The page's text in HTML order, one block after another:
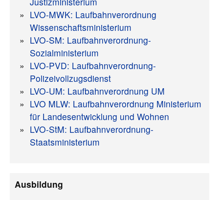
LVO-MWK: Laufbahnverordnung
Wissenschaftsministerium
LVO-SM: Laufbahnverordnung-
Sozialministerium
LVO-PVD: Laufbahnverordnung-
Polizeivollzugsdienst
LVO-UM: Laufbahnverordnung UM
LVO MLW: Laufbahnverordnung Ministerium
für Landesentwicklung und Wohnen
LVO-StM: Laufbahnverordnung-
Staatsministerium
Ausbildung